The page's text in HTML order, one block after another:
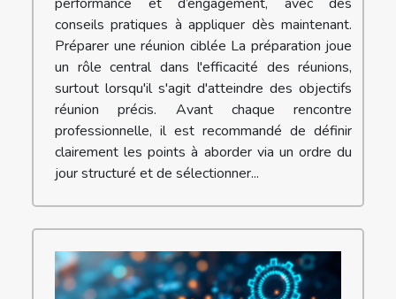
performance et d’engagement, avec des
conseils pratiques à appliquer dès maintenant.
Préparer une réunion ciblée La préparation joue
un rôle central dans l'efficacité des réunions,
surtout lorsqu'il s'agit d'atteindre des objectifs
réunion précis. Avant chaque rencontre
professionnelle, il est recommandé de définir
clairement les points à aborder via un ordre du
jour structuré et de sélectionner...